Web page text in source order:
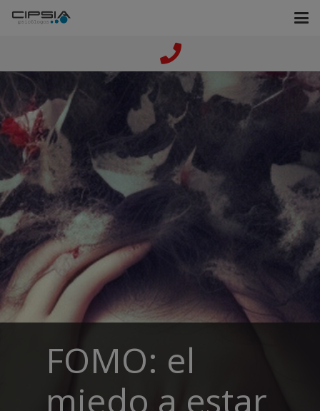
FOMO: el
miedo a estar